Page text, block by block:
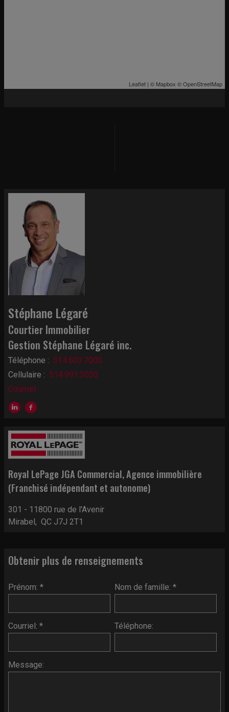
Leaflet | © Mapbox ©OpenStreetMap
Stéphane Légaré
Courtier Immobilier
Gestion Stéphane Légaré inc.
Téléphone : 514.603.7000
Cellulaire : 514.991.3030
Courriel
Royal LePage JGA Commercial, Agence immobilière
(Franchisé indépendant et autonome)
301 - 11800 rue de l'Avenir
Mirabel, QC J7J 2T1
Obtenir plus de renseignements
Prénom: * Nom de famille: *
Courriel: * Téléphone:
Message: